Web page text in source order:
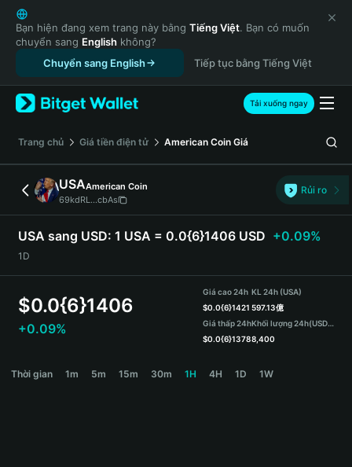
English
日本語
Tiếng Việt
Русский
Español (Latinoamérica)
Türkçe
Français
Deutsch
简体中文
繁體中文
Português (Portugal)
Bahasa Indonesia
ภาษาไทย
हिन्दी
Español
Português (Brasil)
Bạn hiện đang xem trang này bằng Tiếng Việt. Bạn có muốn
chuyển sang English không?
Chuyển sang English
Tiếp tục bằng Tiếng Việt
Tải xuống ngay
‌Trang chủ Giá tiền điện tử American Coin Giá
USAAmerican Coin
69kdRL...cbAs
Rủi ro
USA sang USD: 1 USA = 0.0{6}1406 USD +0.09%
1D
$0.0{6}1406
+0.09%
Giá cao 24h
$0.0{6}1421
Giá thấp 24h
$0.0{6}1378
KL 24h (USA)
597.13億
Khối lượng 24h(USDT)
8,400
Thời gian 1m 5m 15m 30m 1H 4H 1D 1W